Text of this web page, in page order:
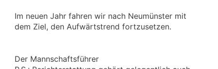
Im neuen Jahr fahren wir nach Neumünster mit
dem Ziel, den Aufwärtstrend fortzusetzen.
Der Mannschaftsführer